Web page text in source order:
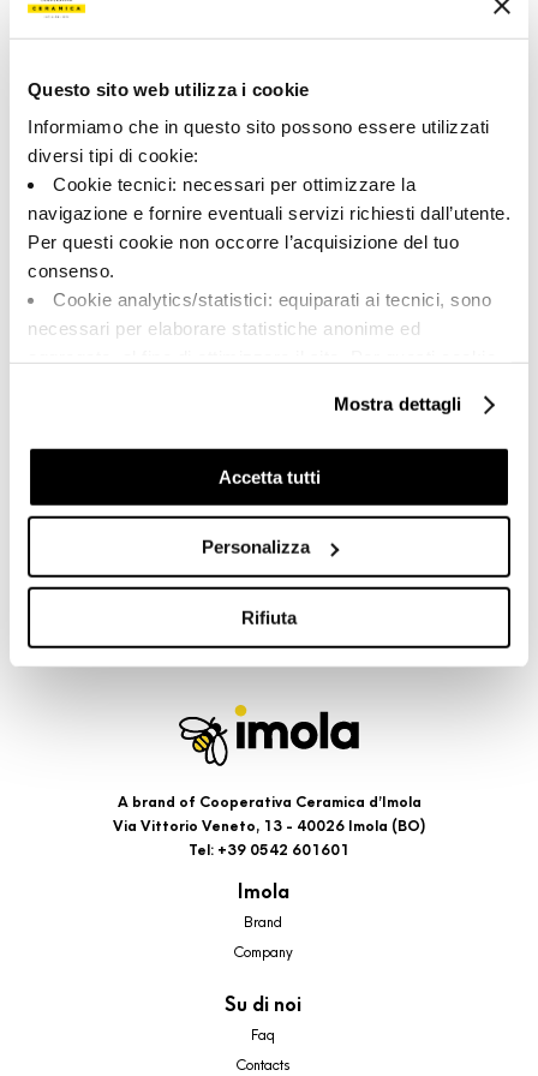
Questo sito web utilizza i cookie
Informiamo che in questo sito possono essere utilizzati
diversi tipi di cookie:
Cookie tecnici: necessari per ottimizzare la
navigazione e fornire eventuali servizi richiesti dall’utente.
Per questi cookie non occorre l’acquisizione del tuo
consenso.
Cookie analytics/statistici: equiparati ai tecnici, sono
necessari per elaborare statistiche anonime ed
Cookie di profilazione/marketing: sono utilizzati, solo
previo tuo consenso, per esaminare le tue abitudini di
navigazione e mostrarti quindi avvisi pubblicitari mirati, in
linea con le tue preferenze.
cookie di profilazione, selezionando uno dei bottoni sotto
riportati. Puoi avere maggiori dettagli visionando
l’Informativa estesa cookie. La chiusura del presente
banner comporterà il permanere dei soli cookie tecnici ed
comunque modificare le tue scelte in qualsiasi momento,
accedendo al link presente nel footer.
Mostra dettagli
Accetta tutti
Personalizza
Rifiuta
194472 | REPLAY BT120BN
Collection
00923
Bone
Catégorie:
Pièces spéciales
Format:
naturel
Aspect superficiel:
mat
Stonalisation:
Share:
A brand of Cooperativa Ceramica d’Imola
Via Vittorio Veneto, 13 - 40026 Imola (BO)
Tel: +39 0542 601601
Imola
Brand
Company
Su di noi
Faq
Contacts